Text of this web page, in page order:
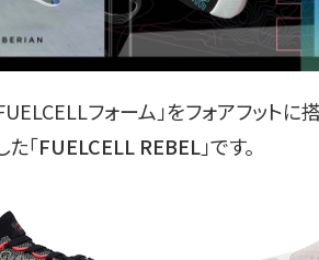
フォーム」をフォアフットに
「FUELCELL REBEL」です。